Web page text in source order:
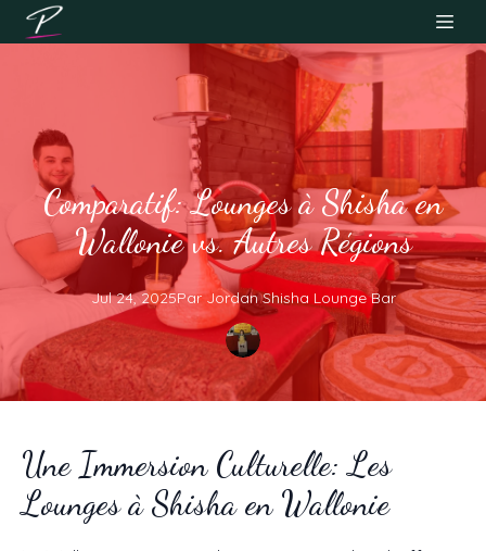
Comparatif: Lounges à Shisha en
Wallonie vs. Autres Régions
Jul 24, 2025Par Jordan Shisha Lounge Bar
Une Immersion Culturelle: Les
Lounges à Shisha en Wallonie